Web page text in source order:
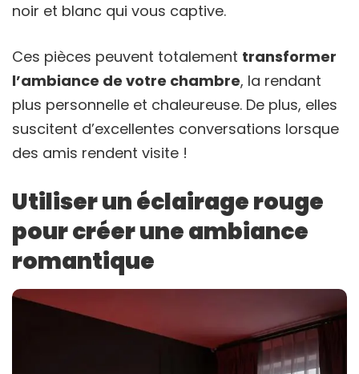
noir et blanc qui vous captive.
Ces pièces peuvent totalement transformer
l’ambiance de votre chambre, la rendant
plus personnelle et chaleureuse. De plus, elles
suscitent d’excellentes conversations lorsque
des amis rendent visite !
Utiliser un éclairage rouge
pour créer une ambiance
romantique